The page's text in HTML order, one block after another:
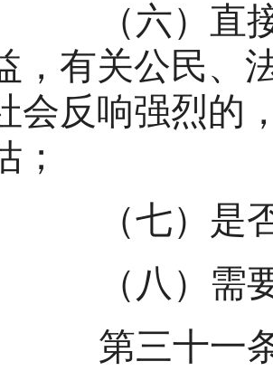
（六）直接
，有关公民、
会反响强烈的
；
（七）是否
（八）需要
第三十一